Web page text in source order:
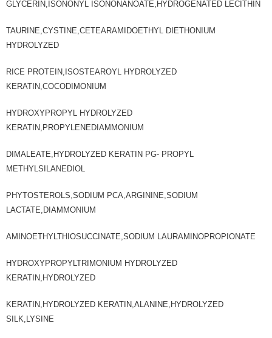
GLYCERIN,ISONONYL ISONONANOATE,HYDROGENATED LECITHIN
TAURINE,CYSTINE,CETEARAMIDOETHYL DIETHONIUM
HYDROLYZED
RICE PROTEIN,ISOSTEAROYL HYDROLYZED
KERATIN,COCODIMONIUM
HYDROXYPROPYL HYDROLYZED
KERATIN,PROPYLENEDIAMMONIUM
DIMALEATE,HYDROLYZED KERATIN PG- PROPYL
METHYLSILANEDIOL
PHYTOSTEROLS,SODIUM PCA,ARGININE,SODIUM
LACTATE,DIAMMONIUM
AMINOETHYLTHIOSUCCINATE,SODIUM LAURAMINOPROPIONATE
HYDROXYPROPYLTRIMONIUM HYDROLYZED
KERATIN,HYDROLYZED
KERATIN,HYDROLYZED KERATIN,ALANINE,HYDROLYZED
SILK,LYSINE